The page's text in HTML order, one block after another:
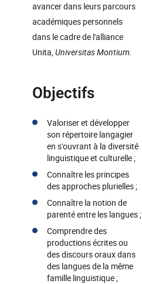
avancer dans leurs parcours
académiques personnels
dans le cadre de l'alliance
Unita,Universitas Montium.
Objectifs
Valoriser et développer
son répertoire langagier
en s’ouvrant à la diversité
linguistique et culturelle ;
Connaître les principes
des approches plurielles ;
Connaître la notion de
parenté entre les langues ;
Comprendre des
productions écrites ou
des discours oraux dans
des langues de la même
famille linguistique ;